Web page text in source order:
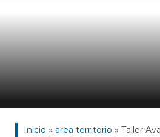
Inicio » area territorio » Taller